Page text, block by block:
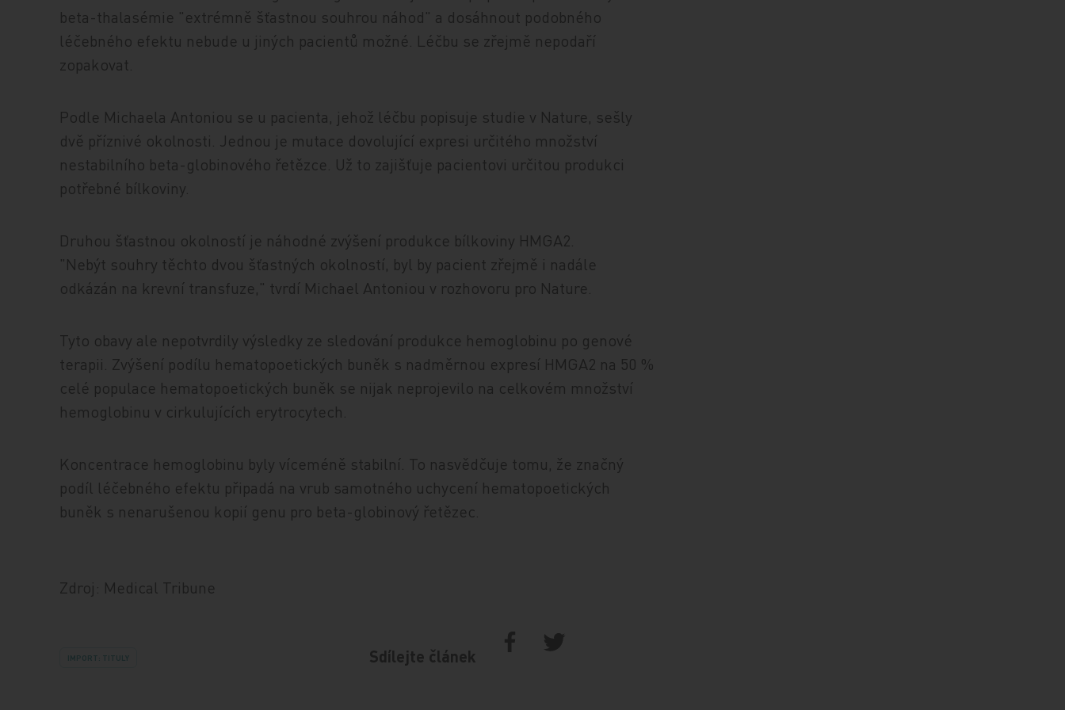
beta-thalasémie "extrémně šťastnou souhrou náhod" a dosáhnout podobného
léčebného efektu nebude u jiných pacientů možné. Léčbu se zřejmě nepodaří
zopakovat.
Podle Michaela Antoniou se u pacienta, jehož léčbu popisuje studie v Nature, sešly
dvě příznivé okolnosti. Jednou je mutace dovolující expresi určitého množství
nestabilního beta-globinového řetězce. Už to zajišťuje pacientovi určitou produkci
potřebné bílkoviny.
Druhou šťastnou okolností je náhodné zvýšení produkce bílkoviny HMGA2.
"Nebýt souhry těchto dvou šťastných okolností, byl by pacient zřejmě i nadále
odkázán na krevní transfuze," tvrdí Michael Antoniou v rozhovoru pro Nature.
Tyto obavy ale nepotvrdily výsledky ze sledování produkce hemoglobinu po genové
terapii. Zvýšení podílu hematopoetických buněk s nadměrnou expresí HMGA2 na 50 %
celé populace hematopoetických buněk se nijak neprojevilo na celkovém množství
hemoglobinu v cirkulujících erytrocytech.
Koncentrace hemoglobinu byly víceméně stabilní. To nasvědčuje tomu, že značný
podíl léčebného efektu připadá na vrub samotného uchycení hematopoetických
buněk s nenarušenou kopií genu pro beta-globinový řetězec.
Zdroj: Medical Tribune
IMPORT: TITULY Sdílejte článek